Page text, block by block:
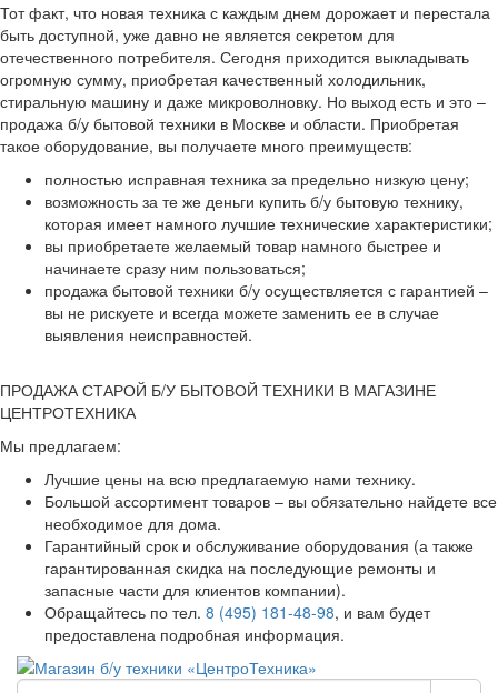
Тот факт, что новая техника с каждым днем дорожает и перестала
быть доступной, уже давно не является секретом для
отечественного потребителя. Сегодня приходится выкладывать
огромную сумму, приобретая качественный холодильник,
стиральную машину и даже микроволновку. Но выход есть и это –
продажа б/у бытовой техники в Москве и области. Приобретая
такое оборудование, вы получаете много преимуществ:
полностью исправная техника за предельно низкую цену;
возможность за те же деньги купить б/у бытовую технику,
которая имеет намного лучшие технические характеристики;
вы приобретаете желаемый товар намного быстрее и
начинаете сразу ним пользоваться;
продажа бытовой техники б/у осуществляется с гарантией –
вы не рискуете и всегда можете заменить ее в случае
выявления неисправностей.
ПРОДАЖА СТАРОЙ Б/У БЫТОВОЙ ТЕХНИКИ В МАГАЗИНЕ
ЦЕНТРОТЕХНИКА
Мы предлагаем:
Лучшие цены на всю предлагаемую нами технику.
Большой ассортимент товаров – вы обязательно найдете все
необходимое для дома.
Гарантийный срок и обслуживание оборудования (а также
гарантированная скидка на последующие ремонты и
запасные части для клиентов компании).
Обращайтесь по тел. 8 (495) 181-48-98, и вам будет
предоставлена подробная информация.